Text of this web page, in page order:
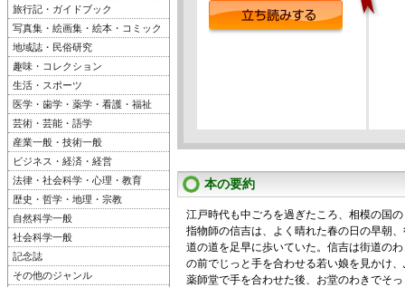
旅行記・ガイドブック
写真集・絵画集・絵本・コミック
地域誌・民俗研究
趣味・コレクション
生活・スポーツ
医学・歯学・薬学・看護・福祉
芸術・芸能・語学
産業一般・技術一般
ビジネス・経済・経営
法律・社会科学・心理・教育
歴史・哲学・地理・宗教
自然科学一般
社会科学一般
記念誌
その他のジャンル
本の要約
江戸時代も中ごろを過ぎたころ、相模の国
指物師の信吉は、よく晴れた春の日の早朝
道の道を足早に歩いていた。信吉は街道の
の前でじっと手を合わせる若い娘を見かけ
薬師堂で手を合わせた後、お堂のわきでそ